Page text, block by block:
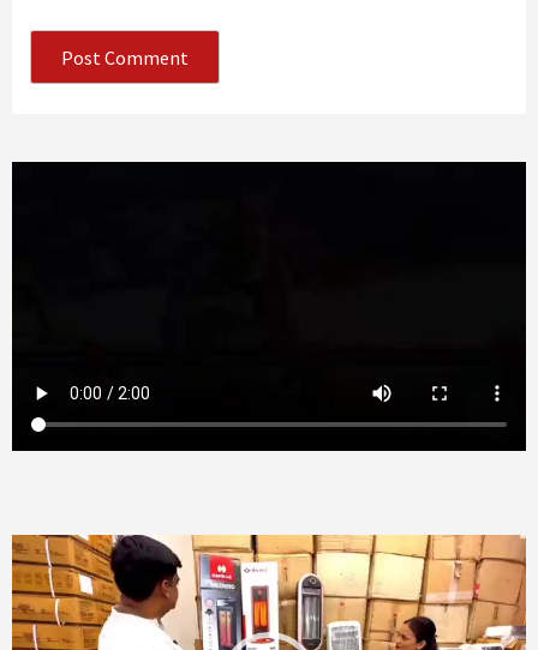
Video
Player